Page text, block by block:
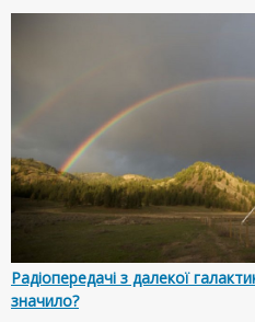
Радіопередачі з далекої
значило?